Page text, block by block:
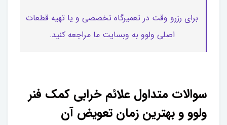
برای رزرو وقت در تعمیرگاه تخصصی و یا تهیه قطعات
اصلی ولوو به وبسایت ما مراجعه کنید.
سوالات متداول علائم خرابی کمک فنر
ولوو و بهترین زمان تعویض آن